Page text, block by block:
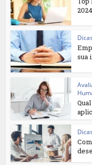
2024
Dicas
sua
Dicas